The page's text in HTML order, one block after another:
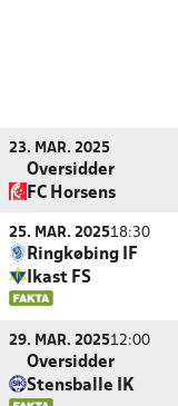
23. MAR. 2025
Oversidder
FC Horsens
25. MAR. 202518:30
Ringkøbing IF
Ikast FS
29. MAR. 202512:00
Oversidder
Stensballe IK